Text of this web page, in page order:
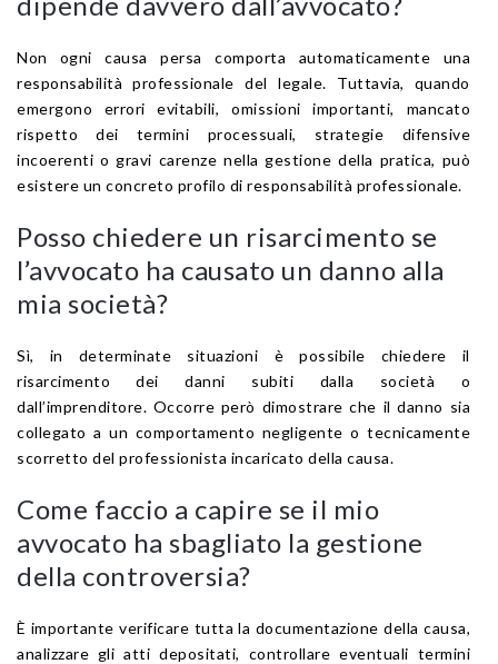
Non ogni causa persa comporta automaticamente una
responsabilità professionale del legale. Tuttavia, quando
emergono errori evitabili, omissioni importanti, mancato
rispetto dei termini processuali, strategie difensive
incoerenti o gravi carenze nella gestione della pratica, può
esistere un concreto profilo di responsabilità professionale.
Posso chiedere un risarcimento se
l’avvocato ha causato un danno alla
mia società?
Sì, in determinate situazioni è possibile chiedere il
risarcimento dei danni subiti dalla società o
dall’imprenditore. Occorre però dimostrare che il danno sia
collegato a un comportamento negligente o tecnicamente
scorretto del professionista incaricato della causa.
Come faccio a capire se il mio
avvocato ha sbagliato la gestione
della controversia?
È importante verificare tutta la documentazione della causa,
analizzare gli atti depositati, controllare eventuali termini